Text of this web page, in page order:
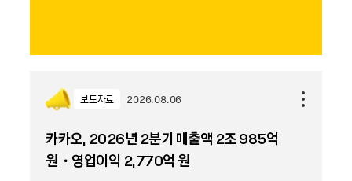
보도자료 2026.08.06
카카오, 2026년 2분기 매출액 2조 985억
원・영업이익 2,770억 원